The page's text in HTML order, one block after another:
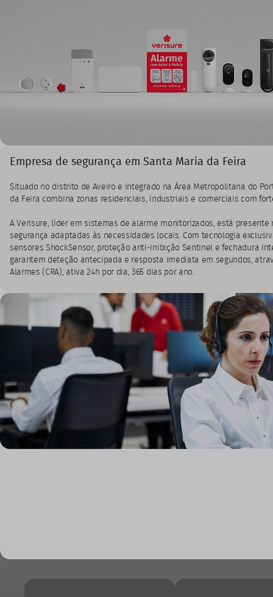
Empresa de segurança em Santa Maria da Feira
Situado no distrito de Aveiro e integrado na Área Metropolitana do
da Feira combina zonas residenciais, industriais e comerciais com
A Verisure, líder em sistemas de alarme monitorizados, está presente
segurança adaptadas às necessidades locais. Com tecnologia
sensores ShockSensor, proteção anti-inibição Sentinel e fechadura
garantem deteção antecipada e resposta imediata em segundos,
Alarmes (CRA), ativa 24h por dia, 365 dias por ano.